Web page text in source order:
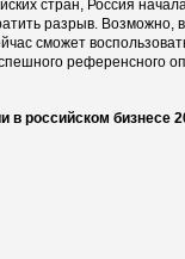
стран, Россия
разрыв. Возможно,
сможет
референсного
в российском бизнесе